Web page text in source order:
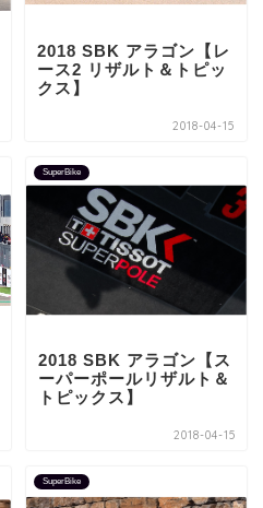
2018 SBK アラゴン【レ
ース2 リザルト＆トピッ
クス】
2018-04-15
SuperBike
2018 SBK アラゴン【ス
ーパーポールリザルト＆
トピックス】
2018-04-15
SuperBike